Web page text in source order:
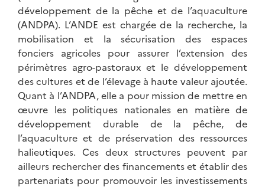
développement de la pêche et de l’aquaculture
(ANDPA). L’ANDE est chargée de la recherche, la
mobilisation et la sécurisation des espaces
fonciers agricoles pour assurer l’extension des
périmètres agro-pastoraux et le développement
des cultures et de l’élevage à haute valeur ajoutée.
Quant à l’ANDPA, elle a pour mission de mettre en
œuvre les politiques nationales en matière de
développement durable de la pêche, de
l’aquaculture et de préservation des ressources
halieutiques. Ces deux structures peuvent par
ailleurs rechercher des financements et établir des
partenariats pour promouvoir les investissements